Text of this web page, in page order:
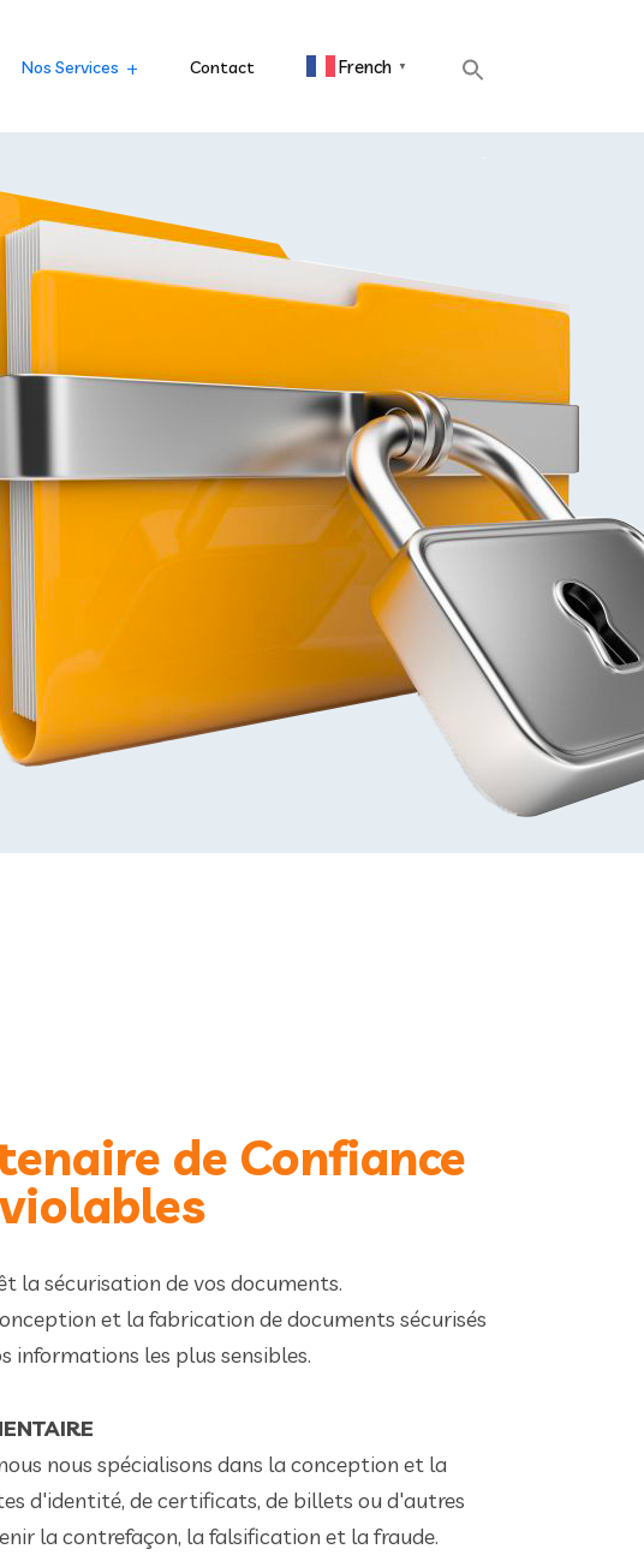
Nos Services Contact French ▼
de Confiance
la sécurisation de vos documents.
et la fabrication de documents sécurisés
les plus sensibles.
nous spécialisons dans la conception et la
d'identité, de certificats, de billets ou d'autres
la contrefaçon, la falsification et la fraude.